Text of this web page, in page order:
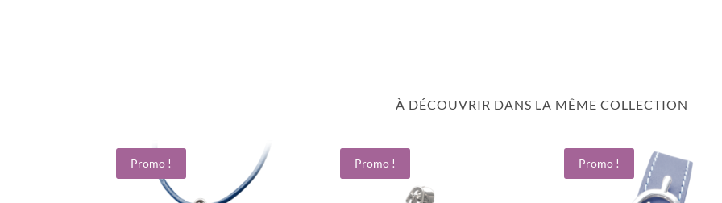
À DÉCOUVRIR DANS LA MÊME COLLECTION
Promo ! Promo ! Promo !